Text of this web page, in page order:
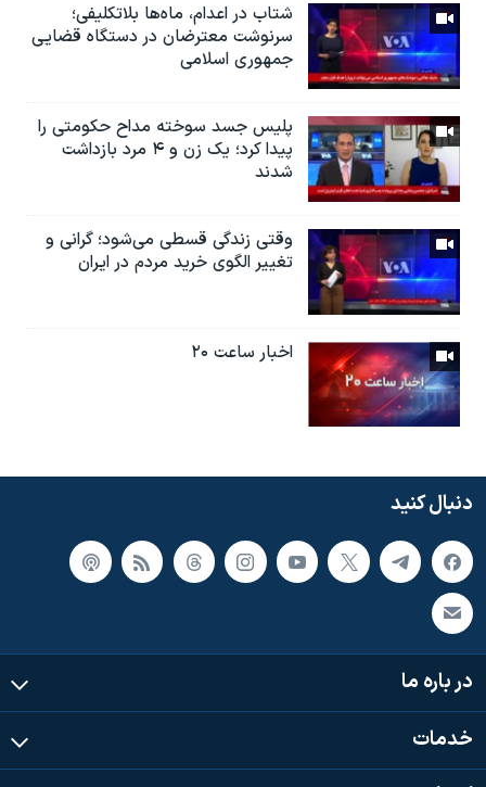
شتاب در اعدام، ماه‌ها بلاتکلیفی؛
سرنوشت معترضان در دستگاه قضایی
جمهوری اسلامی
پلیس جسد سوخته مداح حکومتی را
پیدا کرد؛ یک زن و ۴ مرد‌ بازداشت
شدند
وقتی زندگی قسطی می‌شود؛ گرانی و
تغییر الگوی خرید مردم در ایران
اخبار ساعت ۲۰
دنبال کنید
در باره ما
خدمات